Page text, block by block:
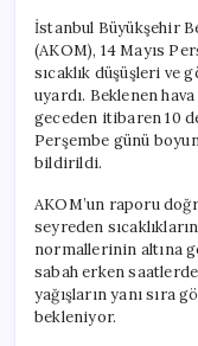
İstanbul Büyükşehir
(AKOM), 14 Mayıs
sıcaklık düşüşleri ve
uyardı. Beklenen
geceden itibaren 10
Perşembe günü
bildirildi.
AKOM’un raporu
seyreden
normallerinin altına
sabah erken
yağışların yanı sıra
bekleniyor.